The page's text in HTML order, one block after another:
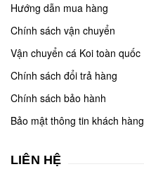
Hướng dẫn mua hàng
Chính sách vận chuyển
Vận chuyển cá Koi toàn quốc
Chính sách đổi trả hàng
Chính sách bảo hành
Bảo mật thông tin khách hàng
LIÊN HỆ